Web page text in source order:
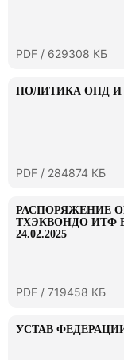
PDF / 629308 КБ
ПОЛИТИКА ОПД И
PDF / 284874 КБ
РАСПОРЯЖЕНИЕ
ТХЭКВОНДО ИТФ
24.02.2025
PDF / 719458 КБ
УСТАВ